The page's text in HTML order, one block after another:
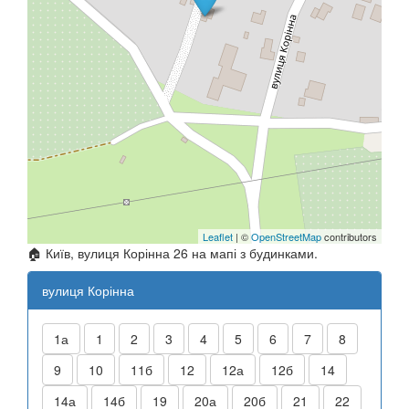
Leaflet | ©OpenStreetMapcontributors
🏠 Київ, вулиця Корінна 26 на мапі з будинками.
вулиця Корінна
1а 1 2 3 4 5 6 7
8
9
10 11б 12 12а 12б
14
14а
14б 19 20а 20б 21 22